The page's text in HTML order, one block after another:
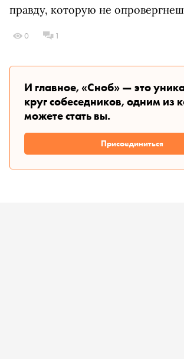
правду, которую не
0 1
И главное, «Сноб» — это
круг собеседников, одним из
можете стать вы.
Присоединиться